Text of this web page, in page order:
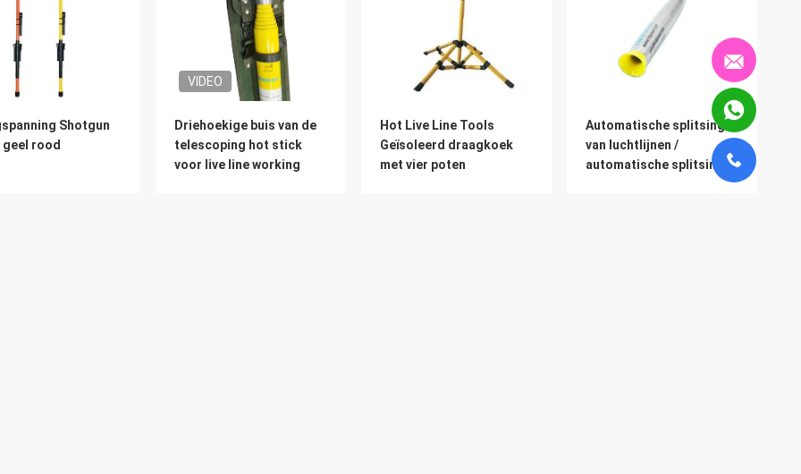
Shotgun
rood
VIDEO
Driehoekige buis van de
telescoping hot stick
voor live line working
Hot Live Line Tools
Geïsoleerd draagkoek
met vier poten
Automatische splitsing
van luchtlijnen /
automatische splitsing